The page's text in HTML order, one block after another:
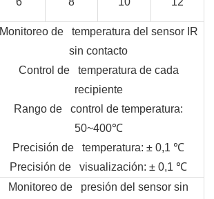
Monitoreo de temperatura del sensor IR
sin contacto
Control de temperatura de cada
recipiente
Rango de control de temperatura:
50~400℃
Precisión de temperatura: ± 0,1 ℃
Precisión de visualización: ± 0,1 ℃
Monitoreo de presión del sensor sin